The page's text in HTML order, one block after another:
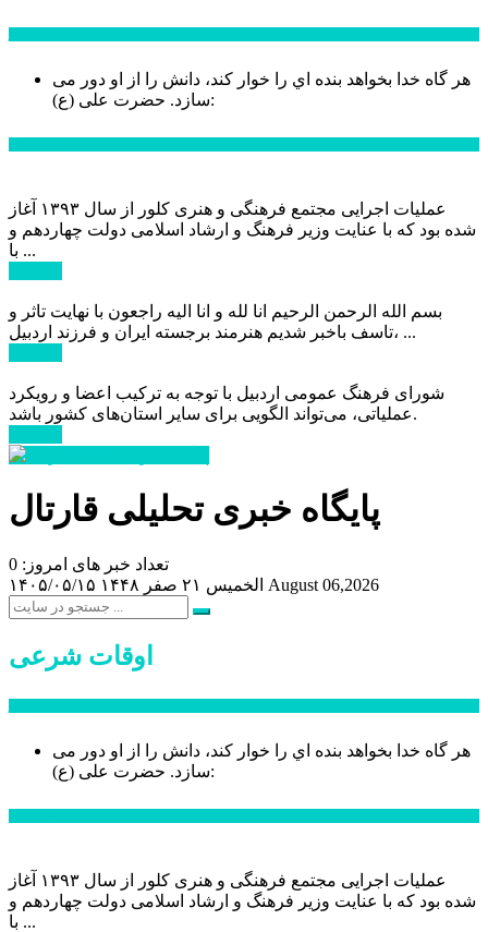
هر گاه خدا بخواهد بنده اي را خوار كند، دانش را از او دور می
سازد.حضرت علی (ع):
عملیات اجرایی مجتمع فرهنگی و هنری کلور از سال ۱۳۹۳ آغاز
شده بود که با عنایت وزیر فرهنگ و ارشاد اسلامی دولت چهاردهم و
با ...
بسم الله الرحمن الرحیم انا لله و انا الیه راجعون با نهایت تاثر و
تاسف باخبر شدیم هنرمند برجسته ایران و فرزند اردبیل، ...
شورای فرهنگ عمومی اردبیل با توجه به ترکیب اعضا و رویکرد
عملیاتی، می‌تواند الگویی برای سایر استان‌های کشور باشد.
پایگاه خبری تحلیلی قارتال
تعداد خبر های امروز: 0
۱۴۰۵/۰۵/۱۵
الخميس ۲۱ صفر ۱۴۴۸ August 06,2026
اوقات شرعی
هر گاه خدا بخواهد بنده اي را خوار كند، دانش را از او دور می
سازد.حضرت علی (ع):
عملیات اجرایی مجتمع فرهنگی و هنری کلور از سال ۱۳۹۳ آغاز
شده بود که با عنایت وزیر فرهنگ و ارشاد اسلامی دولت چهاردهم و
با ...